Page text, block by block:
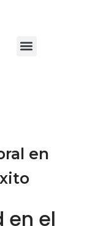
en
en el